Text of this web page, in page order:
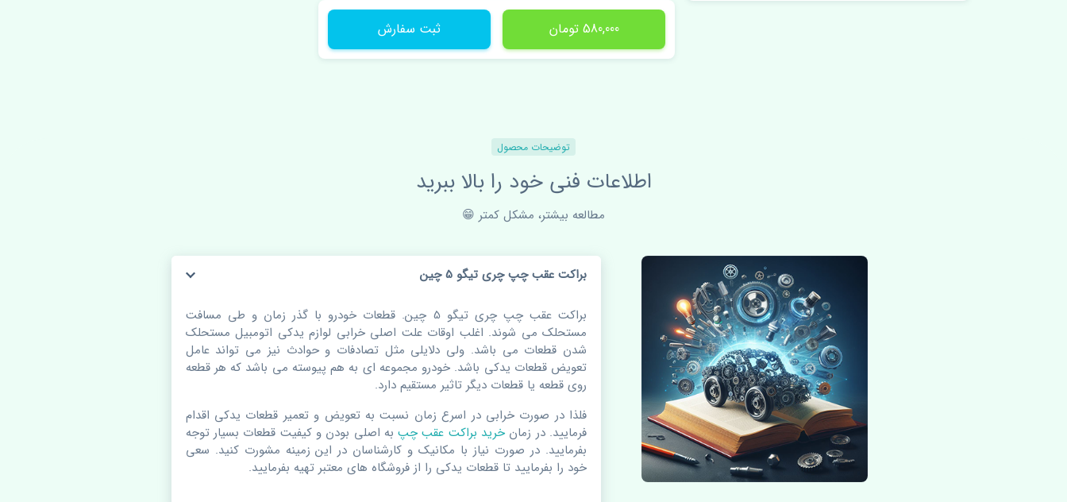
580,000 تومان ثبت سفارش
توضیحات محصول
اطلاعات فنی خود را بالا ببرید
مطالعه بیشتر، مشکل کمتر 😁
براکت عقب چپ چری تیگو 5 چین
براکت عقب چپ چری تیگو 5 چین. قطعات خودرو با گذر زمان و طی مسافت
مستحلک می شوند. اغلب اوقات علت اصلی خرابی لوازم یدکی اتومبیل مستحلک
شدن قطعات می باشد. ولی دلایلی مثل تصادفات و حوادث نیز می تواند عامل
تعویض قطعات یدکی باشد. خودرو مجموعه ای به هم پیوسته می باشد که هر قطعه
روی قطعه یا قطعات دیگر تاثیر مستقیم دارد.
فلذا در صورت خرابی در اسرع زمان نسبت به تعویض و تعمیر قطعات یدکی اقدام
فرمایید. در زمان خرید براکت عقب چپ به اصلی بودن و کیفیت قطعات بسیار توجه
بفرمایید. در صورت نیاز با مکانیک و کارشناسان در این زمینه مشورت کنید. سعی
خود را بفرمایید تا قطعات یدکی را از فروشگاه های معتبر تهیه بفرمایید.